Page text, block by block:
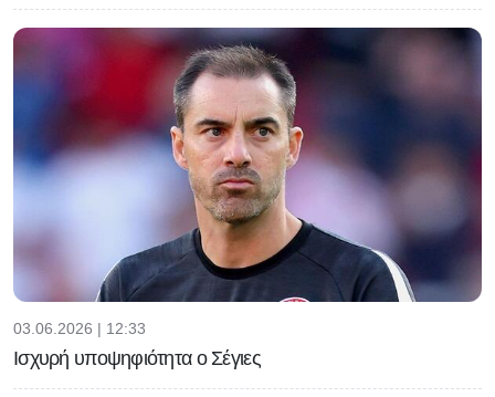
03.06.2026 | 12:33
Ισχυρή υποψηφιότητα ο Σέγιες